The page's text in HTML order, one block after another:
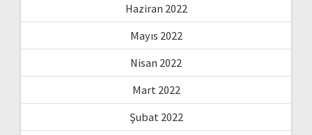
Haziran 2022
Mayıs 2022
Nisan 2022
Mart 2022
Şubat 2022